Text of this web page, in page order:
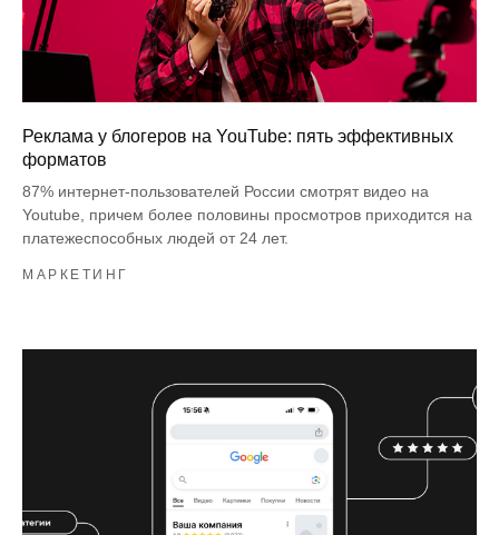
Реклама у блогеров на YouTube: пять эффективных
форматов
87% интернет-пользователей России смотрят видео на
Youtube, причем более половины просмотров приходится на
платежеспособных людей от 24 лет.
МАРКЕТИНГ